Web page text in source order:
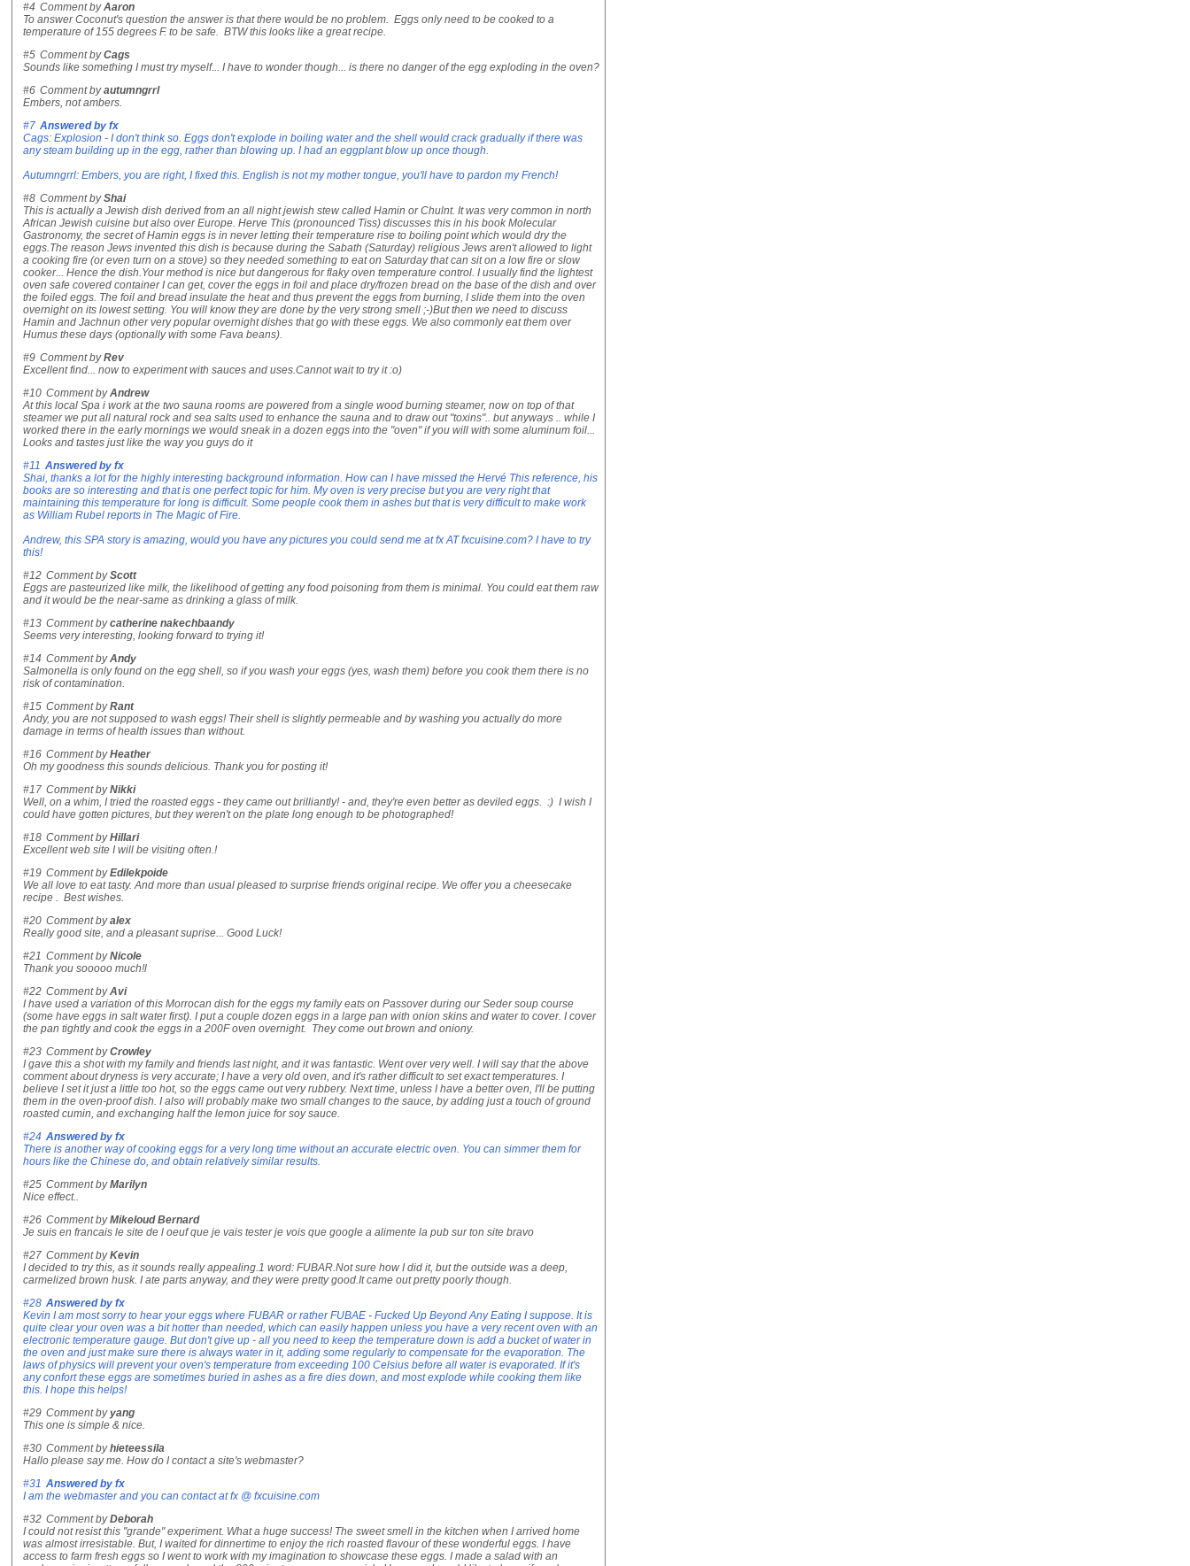
#4 Comment byAaron
To answer Coconut's question the answer is that there would be no problem. Eggs only need to be cooked to a
temperature of 155 degrees F. to be safe. BTW this looks like a great recipe.
#5 Comment byCags
Sounds like something I must try myself... I have to wonder though... is there no danger of the egg exploding in the oven?
#6 Comment byautumngrrl
Embers, not ambers.
#7 Answered by fx
Cags: Explosion - I don't think so. Eggs don't explode in boiling water and the shell would crack gradually if there was
any steam building up in the egg, rather than blowing up. I had an eggplant blow up once though.
Autumngrrl: Embers, you are right, I fixed this. English is not my mother tongue, you'll have to pardon my French!
#8 Comment byShai
This is actually a Jewish dish derived from an all night jewish stew called Hamin or Chulnt. It was very common in north
African Jewish cuisine but also over Europe. Herve This (pronounced Tiss) discusses this in his book Molecular
Gastronomy, the secret of Hamin eggs is in never letting their temperature rise to boiling point which would dry the
eggs.The reason Jews invented this dish is because during the Sabath (Saturday) religious Jews aren't allowed to light
a cooking fire (or even turn on a stove) so they needed something to eat on Saturday that can sit on a low fire or slow
cooker... Hence the dish.Your method is nice but dangerous for flaky oven temperature control. I usually find the lightest
oven safe covered container I can get, cover the eggs in foil and place dry/frozen bread on the base of the dish and over
the foiled eggs. The foil and bread insulate the heat and thus prevent the eggs from burning, I slide them into the oven
overnight on its lowest setting. You will know they are done by the very strong smell ;-)But then we need to discuss
Hamin and Jachnun other very popular overnight dishes that go with these eggs. We also commonly eat them over
Humus these days (optionally with some Fava beans).
#9 Comment byRev
Excellent find... now to experiment with sauces and uses.Cannot wait to try it :o)
#10 Comment byAndrew
At this local Spa i work at the two sauna rooms are powered from a single wood burning steamer, now on top of that
steamer we put all natural rock and sea salts used to enhance the sauna and to draw out "toxins".. but anyways .. while I
worked there in the early mornings we would sneak in a dozen eggs into the "oven" if you will with some aluminum foil...
Looks and tastes just like the way you guys do it
#11 Answered by fx
Shai, thanks a lot for the highly interesting background information. How can I have missed the Hervé This reference, his
books are so interesting and that is one perfect topic for him. My oven is very precise but you are very right that
maintaining this temperature for long is difficult. Some people cook them in ashes but that is very difficult to make work
as William Rubel reports in The Magic of Fire.
Andrew, this SPA story is amazing, would you have any pictures you could send me at fx AT fxcuisine.com? I have to try
this!
#12 Comment byScott
Eggs are pasteurized like milk, the likelihood of getting any food poisoning from them is minimal. You could eat them raw
and it would be the near-same as drinking a glass of milk.
#13 Comment bycatherine nakechbaandy
Seems very interesting, looking forward to trying it!
#14 Comment byAndy
Salmonella is only found on the egg shell, so if you wash your eggs (yes, wash them) before you cook them there is no
risk of contamination.
#15 Comment byRant
Andy, you are not supposed to wash eggs! Their shell is slightly permeable and by washing you actually do more
damage in terms of health issues than without.
#16 Comment byHeather
Oh my goodness this sounds delicious. Thank you for posting it!
#17 Comment byNikki
Well, on a whim, I tried the roasted eggs - they came out brilliantly! - and, they're even better as deviled eggs. :) I wish I
could have gotten pictures, but they weren't on the plate long enough to be photographed!
#18 Comment byHillari
Excellent web site I will be visiting often.!
#19 Comment byEdilekpoide
We all love to eat tasty. And more than usual pleased to surprise friends original recipe. We offer you a cheesecake
recipe . Best wishes.
#20 Comment byalex
Really good site, and a pleasant suprise... Good Luck!
#21 Comment byNicole
Thank you sooooo much!l
#22 Comment byAvi
I have used a variation of this Morrocan dish for the eggs my family eats on Passover during our Seder soup course
(some have eggs in salt water first). I put a couple dozen eggs in a large pan with onion skins and water to cover. I cover
the pan tightly and cook the eggs in a 200F oven overnight. They come out brown and oniony.
#23 Comment byCrowley
I gave this a shot with my family and friends last night, and it was fantastic. Went over very well. I will say that the above
comment about dryness is very accurate; I have a very old oven, and it's rather difficult to set exact temperatures. I
believe I set it just a little too hot, so the eggs came out very rubbery. Next time, unless I have a better oven, I'll be putting
them in the oven-proof dish. I also will probably make two small changes to the sauce, by adding just a touch of ground
roasted cumin, and exchanging half the lemon juice for soy sauce.
#24 Answered by fx
There is another way of cooking eggs for a very long time without an accurate electric oven. You can simmer them for
hours like the Chinese do, and obtain relatively similar results.
#25 Comment byMarilyn
Nice effect..
#26 Comment byMikeloud Bernard
Je suis en francais le site de l oeuf que je vais tester je vois que google a alimente la pub sur ton site bravo
#27 Comment byKevin
I decided to try this, as it sounds really appealing.1 word: FUBAR.Not sure how I did it, but the outside was a deep,
carmelized brown husk. I ate parts anyway, and they were pretty good.It came out pretty poorly though.
#28 Answered by fx
Kevin I am most sorry to hear your eggs where FUBAR or rather FUBAE - Fucked Up Beyond Any Eating I suppose. It is
quite clear your oven was a bit hotter than needed, which can easily happen unless you have a very recent oven with an
electronic temperature gauge. But don't give up - all you need to keep the temperature down is add a bucket of water in
the oven and just make sure there is always water in it, adding some regularly to compensate for the evaporation. The
laws of physics will prevent your oven's temperature from exceeding 100 Celsius before all water is evaporated. If it's
any confort these eggs are sometimes buried in ashes as a fire dies down, and most explode while cooking them like
this. I hope this helps!
#29 Comment byyang
This one is simple & nice.
#30 Comment byhieteessila
Hallo please say me. How do I contact a site's webmaster?
#31 Answered by fx
I am the webmaster and you can contact at fx @ fxcuisine.com
#32 Comment byDeborah
I could not resist this "grande" experiment. What a huge success! The sweet smell in the kitchen when I arrived home
was almost irresistable. But, I waited for dinnertime to enjoy the rich roasted flavour of these wonderful eggs. I have
access to farm fresh eggs so I went to work with my imagination to showcase these eggs. I made a salad with an